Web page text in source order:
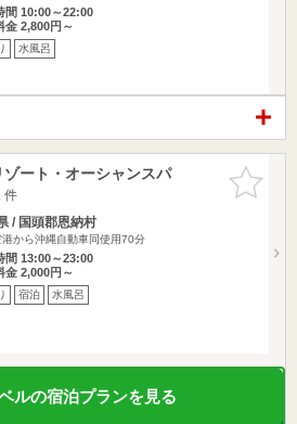
間 10:00～22:00
金 2,800円～
水風呂
お気に入
りに追加
ート・オーシャンスパ
件
/ 国頭郡恩納村
港から沖縄自動車同使用70分
間 13:00～23:00
金 2,000円～
宿泊 水風呂
ルの宿泊プランを見る